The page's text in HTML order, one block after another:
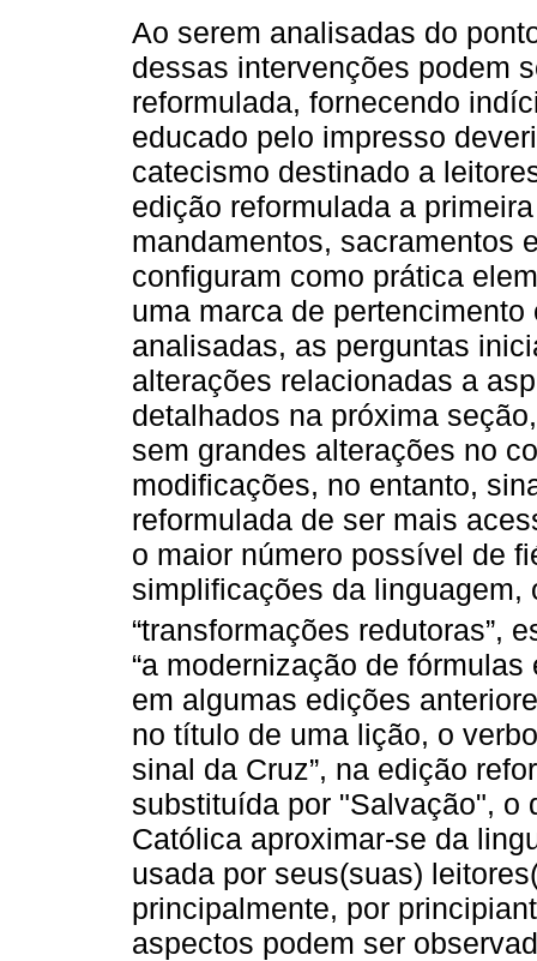
Ao serem analisadas do
dessas intervenções podem
reformulada, fornecendo
educado pelo impresso
catecismo destinado a
edição reformulada a
mandamentos, sacramentos
configuram como prática
uma marca de
analisadas, as perguntas
alterações relacionadas a
detalhados na próxima
sem grandes alterações no
modificações, no entanto,
reformulada de ser mais
o maior número possível de
simplificações da linguagem,
“transformações redutoras”,
“a modernização de
em algumas edições
no título de uma lição, o
sinal da Cruz”, na edição
substituída por "Salvação", o
Católica aproximar-se da
usada por seus(suas)
principalmente, por
aspectos podem ser